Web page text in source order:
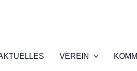
VEREIN